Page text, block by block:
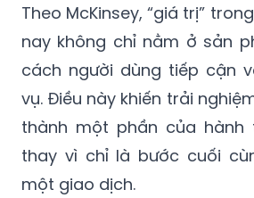
Theo McKinsey, “giá trị”
nay không chỉ nằm ở sản
cách người dùng tiếp cận
vụ. Điều này khiến trải
thành một phần của hành
thay vì chỉ là bước cuối
một giao dịch.